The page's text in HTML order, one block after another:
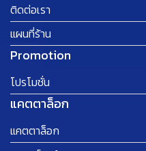
ติดต่อเรา
แผนที่ร้าน
Promotion
โปรโมชั่น
แคตตาล็อก
แคตตาล็อก